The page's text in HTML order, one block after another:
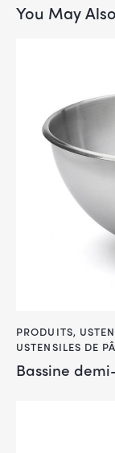
You May
PRODUITS,
USTENSILES DE
Bassine